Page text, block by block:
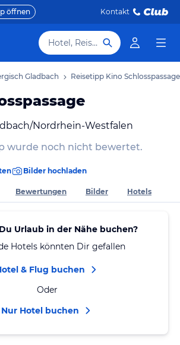
öffnen Kontakt
Hotel, Reiseziel
Gladbach Reisetipp Kino Schlosspassage
Nordrhein-Westfalen
wurde noch nicht bewertet.
Bilder hochladen
Bewertungen Bilder Hotels
Urlaub in der Nähe buchen?
Hotels könnten Dir gefallen
& Flug buchen
Oder
Nur Hotel buchen